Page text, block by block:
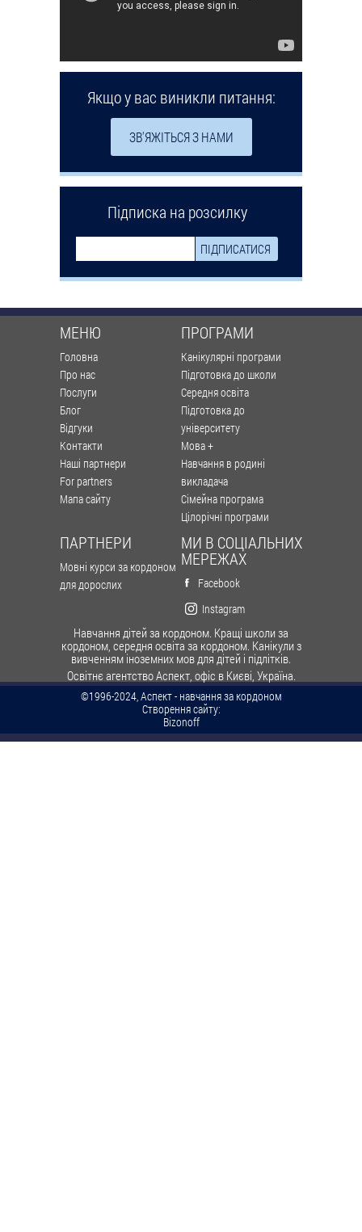
Якщо у вас виникли питання:
ЗВ'ЯЖІТЬСЯ З НАМИ
Підписка на розсилку
МЕНЮ
Головна
Про нас
Послуги
Блог
Відгуки
Контакти
Наші партнери
For partners
Мапа сайту
ПРОГРАМИ
Канікулярні програми
Підготовка до школи
Середня освіта
Підготовка до
університету
Мова +
Навчання в родині
викладача
Сімейна програма
Цілорічні програми
ПАРТНЕРИ
Мовні курси за кордоном
для дорослих
МИ В СОЦІАЛЬНИХ
МЕРЕЖАХ
Facebook
Instagram
Навчання дітей за кордоном. Кращі школи за
кордоном, середня освіта за кордоном. Канікули з
вивченням іноземних мов для дітей і підлітків.
Освітнє агентство Аспект, офіс в Києві, Україна.
©1996-2024, Аспект - навчання за кордоном
Створення сайту:
Bizonoff